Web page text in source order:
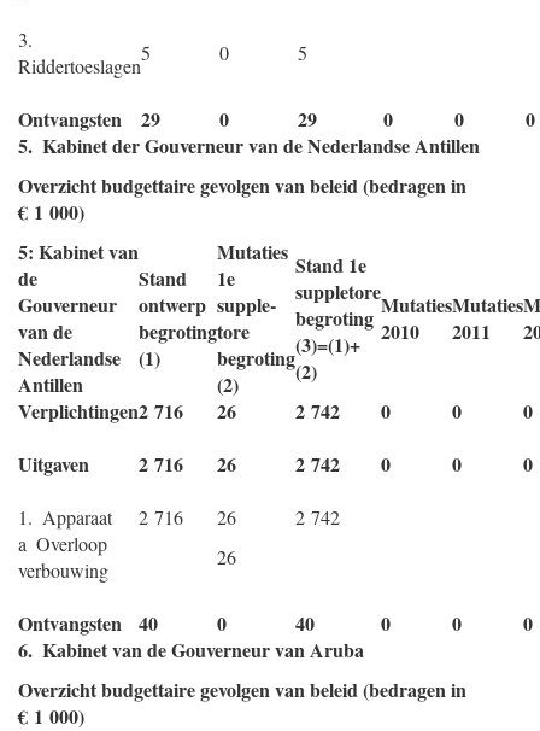
3.
Riddertoeslagen
5 0 5
Ontvangsten 29 0 29 0 0
0
5. Kabinet der Gouverneur van de Nederlandse Antillen
Overzicht budgettaire gevolgen van beleid (bedragen in
€ 1 000)
5: Kabinet van
de
Gouverneur
van de
Nederlandse
Antillen
Stand
ontwerp
begroting
(1)
Mutaties
1e
supple-
tore
begroting
(2)
Stand 1e
suppletore
begroting
(3)=(1)+
(2)
Mutaties
2010
Mutaties
2011
Verplichtingen2 716 26 2 742 0 0
0
Uitgaven
2 716 26 2 742 0 0 0
1. Apparaat 2 716 26
2 742
a Overloop
verbouwing
26
Ontvangsten 40 0 40 0 0
0
6. Kabinet van de Gouverneur van Aruba
Overzicht budgettaire gevolgen van beleid (bedragen in
€ 1 000)